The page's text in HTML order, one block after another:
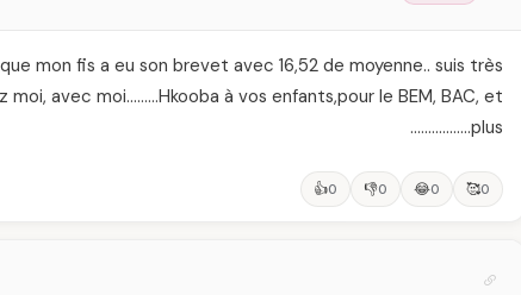
mon fis a eu son brevet avec 16,52 de moyenne.. suis très
avec moi………Hkooba à vos enfants,pour le BEM, BAC, et
plus……………..
👍0 👎0 😂0 🥰0